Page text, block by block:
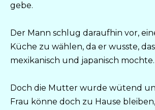
gebe.
Der Mann schlug daraufhin vor,
Küche zu wählen, da er wusste,
mexikanisch und japanisch mochte.
Doch die Mutter wurde wütend
Frau könne doch zu Hause